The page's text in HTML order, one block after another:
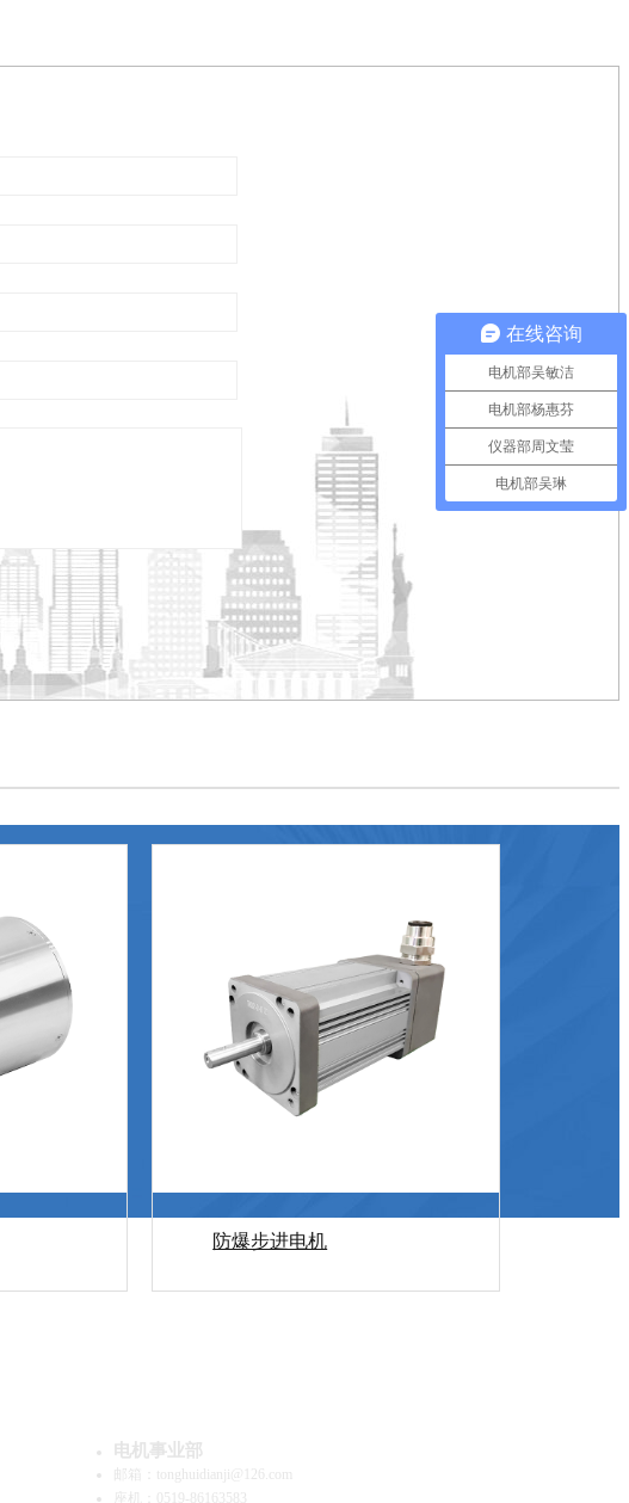
防爆步进电机
电机事业部
邮箱：tonghuidianji@126.com
座机：0519-86163583
在线咨询
电机部吴敏洁
电机部杨惠芬
仪器部周文莹
电机部吴琳